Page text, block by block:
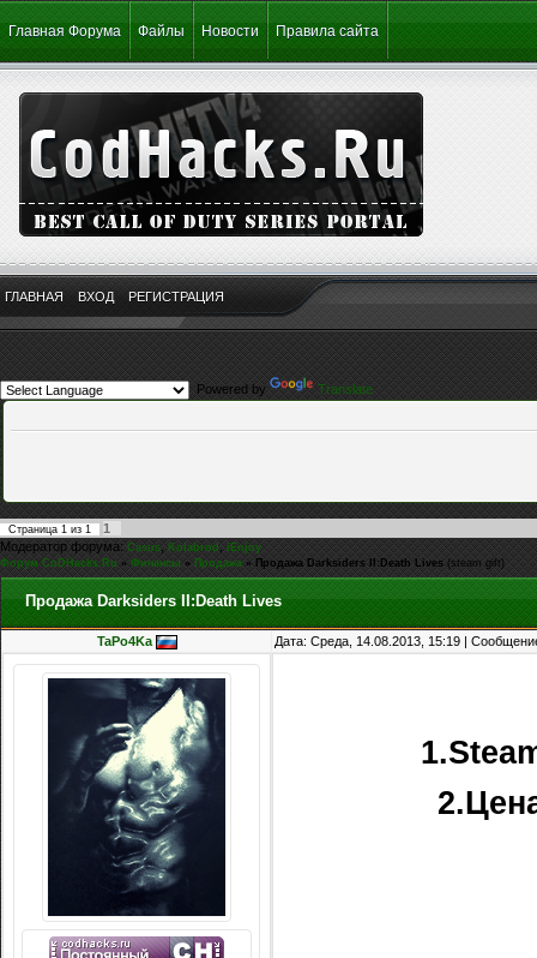
Главная Форума Файлы Новости Правила сайта
ГЛАВНАЯ ВХОД РЕГИСТРАЦИЯ
Powered by Translate
Страница 1 из 1
1
Модератор форума:Casus, Kolabrod,iEnjoy
Форум CoDHacks.Ru » Финансы » Продажа » Продажа Darksiders II:Death Lives (steam gift)
Продажа Darksiders II:Death Lives
TaPo4Ka Дата: Среда, 14.08.2013, 15:19 |